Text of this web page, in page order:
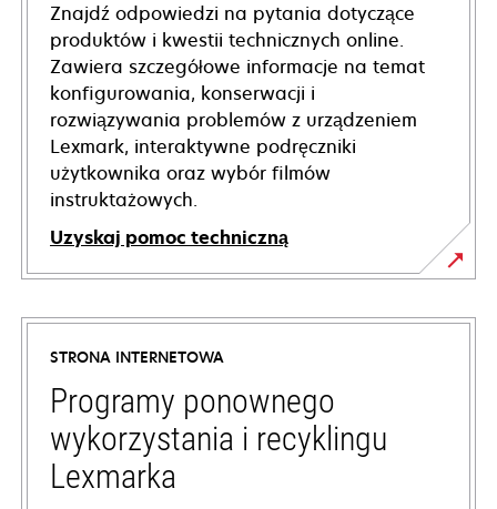
Znajdź odpowiedzi na pytania dotyczące
produktów i kwestii technicznych online.
Zawiera szczegółowe informacje na temat
konfigurowania, konserwacji i
rozwiązywania problemów z urządzeniem
Lexmark, interaktywne podręczniki
użytkownika oraz wybór filmów
instruktażowych.
Uzyskaj pomoc techniczną
opens
in
new
tab
STRONA INTERNETOWA
Programy ponownego
wykorzystania i recyklingu
Lexmarka